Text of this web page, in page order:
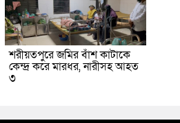
শরীয়তপুরে জমির বাঁশ কাটাকে
কেন্দ্র করে মারধর, নারীসহ আহত
৩